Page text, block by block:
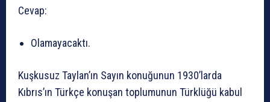
Cevap:
Olamayacaktı.
Kuşkusuz Taylan’ın Sayın konuğunun 1930’larda
Kıbrıs’ın Türkçe konuşan toplumunun Türklüğü kabul